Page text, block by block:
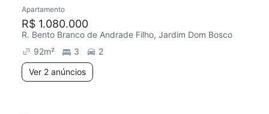
Redecorar
Apartamento
R$ 1.080.000
R. Bento Branco de Andrade Filho, Jardim Dom Bosco
92m² 3
2
Ver 2 anúncios